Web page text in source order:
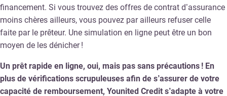
financement. Si vous trouvez des offres de contrat d’assurance
moins chères ailleurs, vous pouvez par ailleurs refuser celle
faite par le prêteur. Une simulation en ligne peut être un bon
moyen de les dénicher !
Un prêt rapide en ligne, oui, mais pas sans précautions ! En
plus de vérifications scrupuleuses afin de s’assurer de votre
capacité de remboursement, Younited Credit s’adapte à votre